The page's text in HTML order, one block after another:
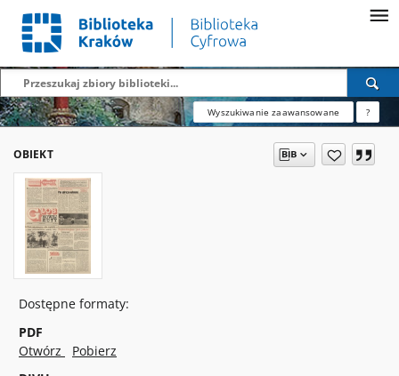
Wyszukiwanie zaawansowane ?
OBIEKT
Dostępne formaty:
PDF
Otwórz
Pobierz